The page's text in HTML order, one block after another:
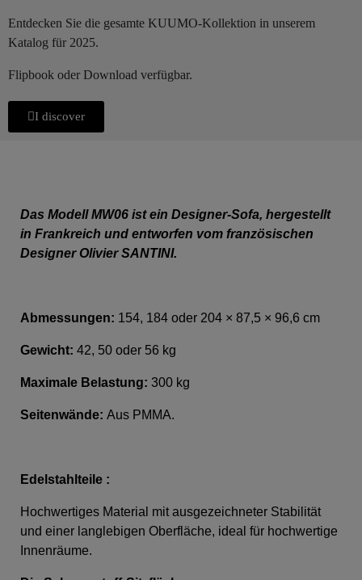
Entdecken Sie die gesamte KUUMO-Kollektion in unserem
Katalog für 2025.
Flipbook oder Download verfügbar.
I discover
Das Modell MW06 ist ein Designer-Sofa, hergestellt
in Frankreich und entworfen vom französischen
Designer Olivier SANTINI.
Abmessungen: 154, 184 oder 204 × 87,5 × 96,6 cm
Gewicht: 42, 50 oder 56 kg
Maximale Belastung: 300 kg
Seitenwände: Aus PMMA.
Edelstahlteile :
Hochwertiges Material mit ausgezeichneter Stabilität
und einer langlebigen Oberfläche, ideal für hochwertige
Innenräume.